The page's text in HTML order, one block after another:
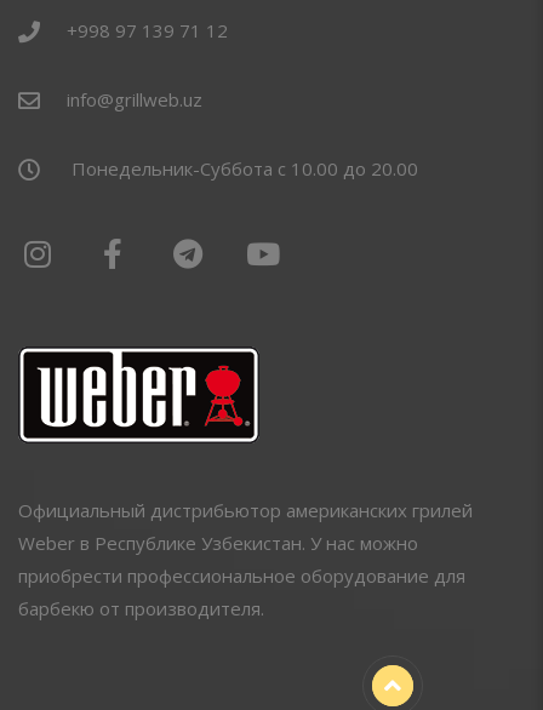
+998 97 139 71 12
info@grillweb.uz
Понедельник-Суббота с 10.00 до 20.00
Официальный дистрибьютор американских грилей
Weber в Республике Узбекистан. У нас можно
приобрести профессиональное оборудование для
барбекю от производителя.